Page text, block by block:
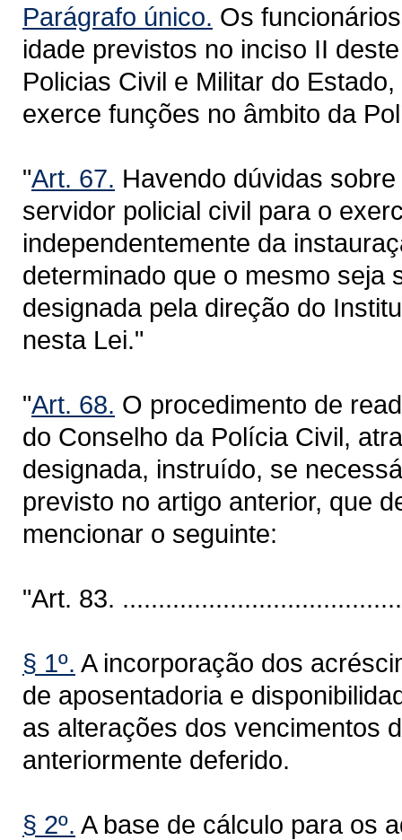
Parágrafo único. Os
idade previstos no inciso II
Policias Civil e Militar do
exerce funções no âmbito da
"Art. 67. Havendo dúvidas
servidor policial civil para o
independentemente da
determinado que o mesmo seja
designada pela direção do
nesta Lei."
"Art. 68. O procedimento de
do Conselho da Polícia Civil,
designada, instruído, se
previsto no artigo anterior, que
mencionar o seguinte:
"Art. 83.
§ 1º. A incorporação dos
de aposentadoria e
as alterações dos vencimentos
anteriormente deferido.
§ 2º. A base de cálculo para os